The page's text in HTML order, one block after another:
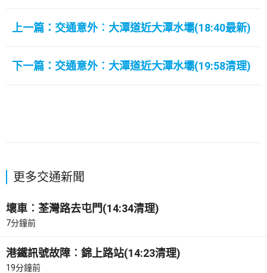
上一篇：交通意外︰大潭道近大潭水壩(18:40最新)
下一篇：交通意外︰大潭道近大潭水壩(19:58清理)
更多交通新聞
壞車︰荃灣路去屯門(14:34清理)
7分鐘前
港鐵訊號故障︰錦上路站(14:23清理)
19分鐘前